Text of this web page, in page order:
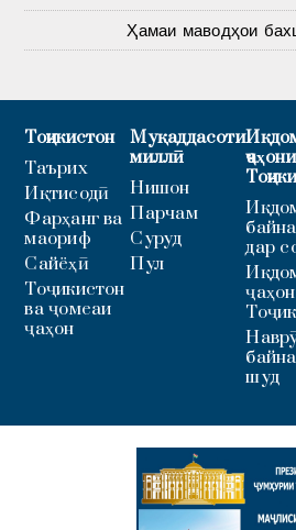
Ҳамаи маводҳои
Тоҷикистон
Таърих
Иқтисодӣ
Фарҳанг ва
маориф
Сайёҳӣ
Тоҷикистон
ва ҷомеаи
ҷаҳон
Муқаддасоти
миллӣ
Нишон
Парчам
Суруд
Пул
дар
шуд